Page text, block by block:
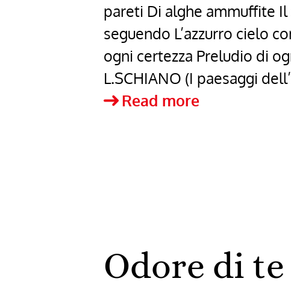
pareti Di alghe ammuffite
seguendo L’azzurro cielo
ogni certezza Preludio di
L.SCHIANO (I paesaggi
Read moreCosì
Odore di